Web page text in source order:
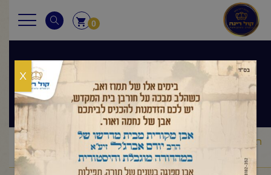
0
שיעורי הרב
ראשי שיעורי הרב/מסר יומי/ הרב יורם אברג'ל-המסר היומי -אם
זה לא הבעל שם טוב, זה לא בא בחשבון- ז' סיון תשפ"ה
X